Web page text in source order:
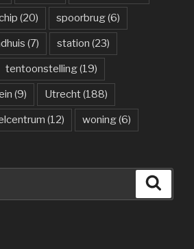
(20) spoorbrug(6)
(7) station (23)
tentoonstelling(19)
(9) Utrecht(188)
(12) woning(6)